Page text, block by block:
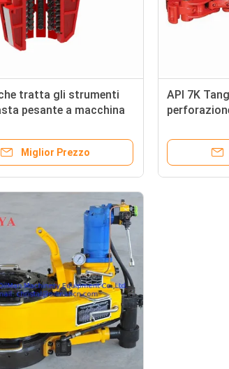
tratta gli strumenti
pesante a macchina
della trivellazione
Miglior Prezzo
API 7K